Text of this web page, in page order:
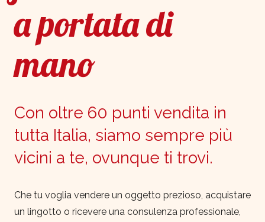
a portata di
mano
Con oltre 60 punti vendita in
tutta Italia, siamo sempre più
vicini a te, ovunque ti trovi.
Che tu voglia vendere un oggetto prezioso, acquistare
un lingotto o ricevere una consulenza professionale,